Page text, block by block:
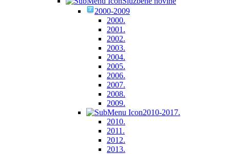
2000-2009
2000.
2001.
2002.
2003.
2004.
2005.
2006.
2007.
2008.
2009.
2010-2017.
2010.
2011.
2012.
2013.